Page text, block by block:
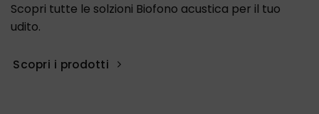
Scopri tutte le solzioni Biofono acustica per il tuo
udito.
Scopri i prodotti